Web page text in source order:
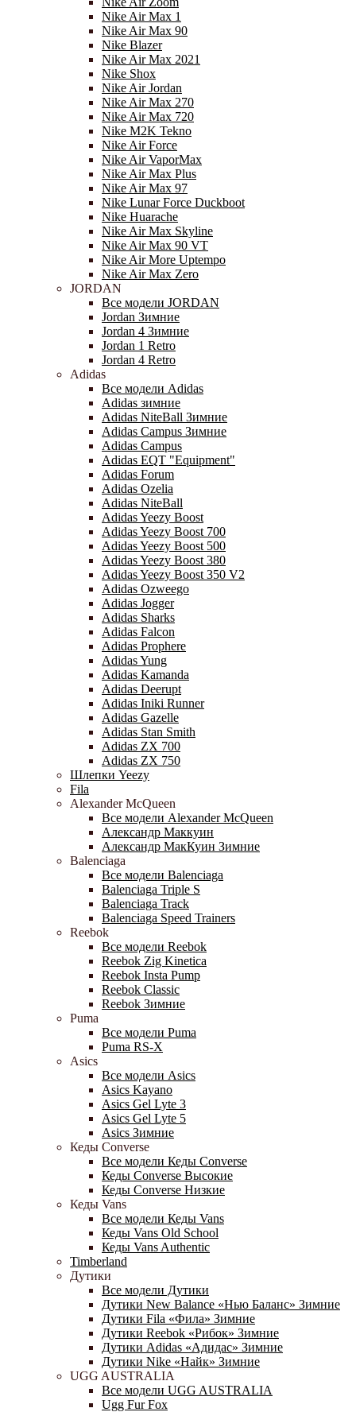
Nike Air Max 1
Nike Air Max 90
Nike Blazer
Nike Air Max 2021
Nike Shox
Nike Air Jordan
Nike Air Max 270
Nike Air Max 720
Nike M2K Tekno
Nike Air Force
Nike Air VaporMax
Nike Air Max Plus
Nike Air Max 97
Nike Lunar Force Duckboot
Nike Huarache
Nike Air Max Skyline
Nike Air Max 90 VT
Nike Air More Uptempo
Nike Air Max Zero
JORDAN
Все модели JORDAN
Jordan Зимние
Jordan 4 Зимние
Jordan 1 Retro
Jordan 4 Retro
Adidas
Все модели Adidas
Adidas зимние
Adidas NiteBall Зимние
Adidas Campus Зимние
Adidas Campus
Adidas EQT "Equipment"
Adidas Forum
Adidas Ozelia
Adidas NiteBall
Adidas Yeezy Boost
Adidas Yeezy Boost 700
Adidas Yeezy Boost 500
Adidas Yeezy Boost 380
Adidas Yeezy Boost 350 V2
Adidas Ozweego
Adidas Jogger
Adidas Sharks
Adidas Falcon
Adidas Prophere
Adidas Yung
Adidas Kamanda
Adidas Deerupt
Adidas Iniki Runner
Adidas Gazelle
Adidas Stan Smith
Adidas ZX 700
Adidas ZX 750
Шлепки Yeezy
Fila
Alexander McQueen
Все модели Alexander McQueen
Александр Маккуин
Александр МакКуин Зимние
Balenciaga
Все модели Balenciaga
Balenciaga Triple S
Balenciaga Track
Balenciaga Speed Trainers
Reebok
Все модели Reebok
Reebok Zig Kinetica
Reebok Insta Pump
Reebok Classic
Reebok Зимние
Puma
Все модели Puma
Puma RS-X
Asics
Все модели Asics
Asics Kayano
Asics Gel Lyte 3
Asics Gel Lyte 5
Asics Зимние
Кеды Converse
Все модели Кеды Converse
Кеды Converse Высокие
Кеды Converse Низкие
Кеды Vans
Все модели Кеды Vans
Кеды Vans Old School
Кеды Vans Authentic
Timberland
Дутики
Все модели Дутики
Дутики New Balance «Нью Баланс» Зимние
Дутики Fila «Фила» Зимние
Дутики Reebok «Рибок» Зимние
Дутики Adidas «Адидас» Зимние
Дутики Nike «Найк» Зимние
UGG AUSTRALIA
Все модели UGG AUSTRALIA
Ugg Fur Fox